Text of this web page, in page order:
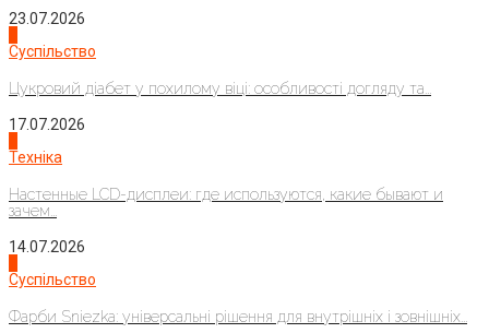
23.07.2026
Суспільство
Цукровий діабет у похилому віці: особливості догляду та...
17.07.2026
Техніка
Настенные LCD-дисплеи: где используются, какие бывают и
зачем...
14.07.2026
Суспільство
Фарби Sniezka: універсальні рішення для внутрішніх і зовнішніх...